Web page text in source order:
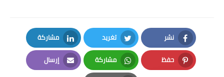
نشر
Facebook
تغريد
Twitter
مشاركة
LinkedIn
حفظ
Pinterest
مشاركة
Whatsapp
إرسال
Email